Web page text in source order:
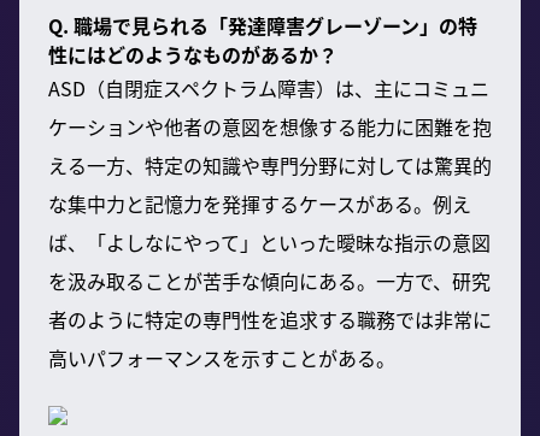
Q. 職場で見られる「発達障害グレーゾーン」の特
性にはどのようなものがあるか？
ASD（自閉症スペクトラム障害）は、主にコミュニ
ケーションや他者の意図を想像する能力に困難を抱
える一方、特定の知識や専門分野に対しては驚異的
な集中力と記憶力を発揮するケースがある。例え
ば、「よしなにやって」といった曖昧な指示の意図
を汲み取ることが苦手な傾向にある。一方で、研究
者のように特定の専門性を追求する職務では非常に
高いパフォーマンスを示すことがある。